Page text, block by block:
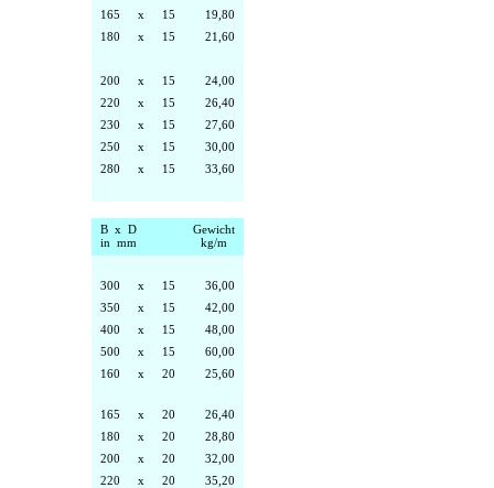
165
x 15
19,80
180
x 15 21,60
200 x 15
24,00
220
x 15
26,40
230
x 15
27,60
250
x 15
30,00
280
x 15 33,60
B x D
in mm
Gewicht
kg/m
300 x 15
36,00
350
x 15
42,00
400
x 15
48,00
500
x 15
60,00
160
x 20 25,60
165 x 20
26,40
180
x 20
28,80
200
x 20
32,00
220
x 20
35,20